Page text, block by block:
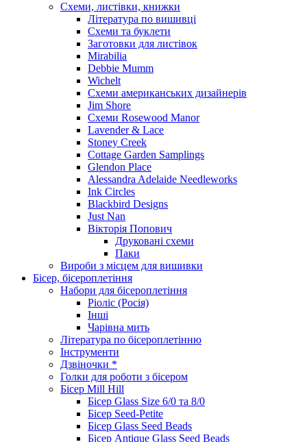
Схеми, листівки, книжки
Література по вишивці
Схеми та буклети
Заготовки для листівок
Mirabilia
Debbie Mumm
Wichelt
Схеми американських дизайнерів
Jim Shore
Cхеми Rosewood Manor
Lavender & Lace
Stoney Creek
Cottage Garden Samplings
Glendon Place
Alessandra Adelaide Needleworks
Ink Circles
Blackbird Designs
Just Nan
Вікторія Попович
Друковані схеми
Паки
Вироби з місцем для вишивки
Бісер, бісероплетіння
Набори для бісероплетіння
Ріоліс (Росія)
Інші
Чарівна мить
Література по бісероплетінню
Інструменти
Дзвіночки *
Голки для роботи з бісером
Бісер Mill Hill
Бісер Glass Size 6/0 та 8/0
Бісер Seed-Petite
Бісер Glass Seed Beads
Бісер Antique Glass Seed Beads